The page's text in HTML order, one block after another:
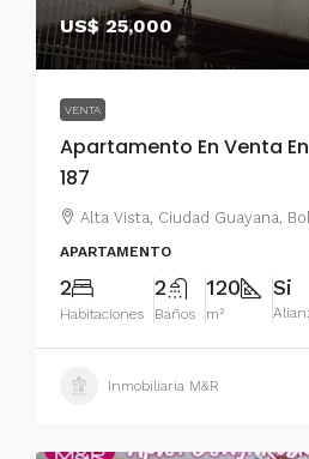
US$ 25,000
VENTA
Apartamento En Venta
187
Alta Vista, Ciudad Guayana,
APARTAMENTO
2
Habitaciones
2
Baños
120
m²
Si
Inmobiliaria M&R